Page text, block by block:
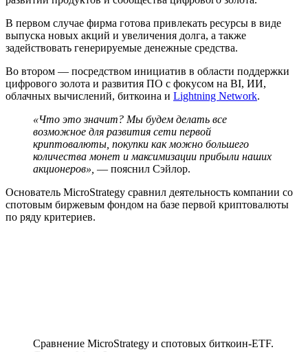
В первом случае фирма готова привлекать ресурсы в виде
выпуска новых акций и увеличения долга, а также
задействовать генерируемые денежные средства.
Во втором — посредством инициатив в области поддержки
цифрового золота и развития ПО с фокусом на BI, ИИ,
облачных вычислений, биткоина и Lightning Network.
«Что это значит? Мы будем делать все
возможное для развития сети первой
криптовалюты, покупки как можно большего
количества монет и максимизации прибыли наших
акционеров», — пояснил Сэйлор.
Основатель MicroStrategy сравнил деятельность компании со
спотовым биржевым фондом на базе первой криптовалюты
по ряду критериев.
Сравнение MicroStrategy и спотовых биткоин-ETF.